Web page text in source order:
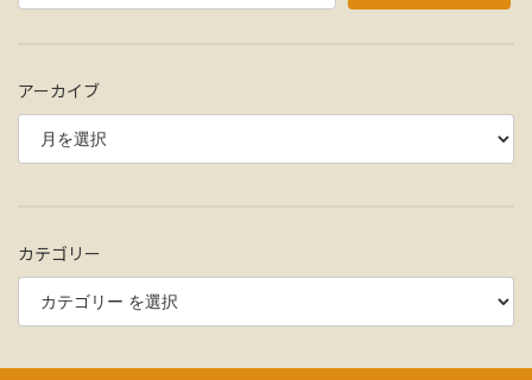
アーカイブ
カテゴリー